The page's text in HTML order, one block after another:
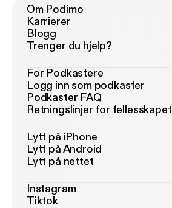
Om Podimo
Karrierer
Blogg
Trenger du hjelp?
For Podkastere
Logg inn som podkaster
Podkaster FAQ
Retningslinjer for fellesskapet
Lytt på iPhone
Lytt på Android
Lytt på nettet
Instagram
Tiktok